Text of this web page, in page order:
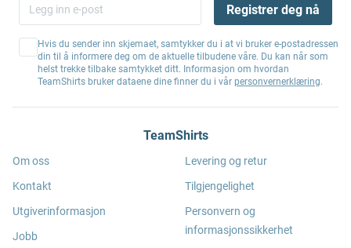
Registrer deg nå
Hvis du sender inn skjemaet, samtykker du i at vi bruker e-postadressen
din til å informere deg om de aktuelle tilbudene våre. Du kan når som
helst trekke tilbake samtykket ditt. Informasjon om hvordan
TeamShirts bruker dataene dine finner du i vår personvernerklæring.
TeamShirts
Om oss
Kontakt
Utgiverinformasjon
Jobb
Levering og retur
Tilgjengelighet
Personvern og
informasjonssikkerhet